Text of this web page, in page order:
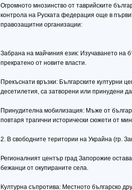
Огромното мнозинство от таврийските
контрола на Руската федерация още в
правозащитни организации:
Забрана на майчиния език: Изучаването на
прекратено от новите власти.
Прекъснати връзки: Българските културни
десетилетия, са затворени или принудени
Принудителна мобилизация: Мъже от
повтаря трагични исторически сюжети от
2. В свободните територии на Украйна (гр.
Регионалният център град Запорожие
бежанци от окупираните села.
Културна съпротива: Местното българско